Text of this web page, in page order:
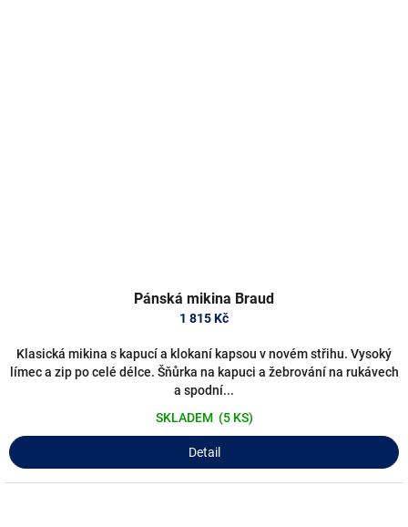
Pánská mikina Braud
1 815 Kč
Klasická mikina s kapucí a klokaní kapsou v novém střihu. Vysoký
límec a zip po celé délce. Šňůrka na kapuci a žebrování na rukávech
a spodní...
SKLADEM (5 KS)
Detail